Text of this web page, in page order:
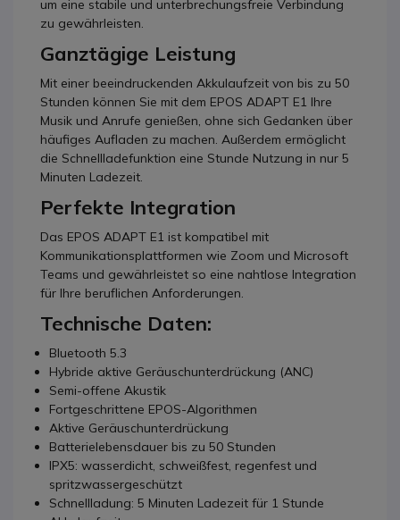
um eine stabile und unterbrechungsfreie Verbindung
zu gewährleisten.
Ganztägige Leistung
Mit einer beeindruckenden Akkulaufzeit von bis zu 50
Stunden können Sie mit dem EPOS ADAPT E1 Ihre
Musik und Anrufe genießen, ohne sich Gedanken über
häufiges Aufladen zu machen. Außerdem ermöglicht
die Schnellladefunktion eine Stunde Nutzung in nur 5
Minuten Ladezeit.
Perfekte Integration
Das EPOS ADAPT E1 ist kompatibel mit
Kommunikationsplattformen wie Zoom und Microsoft
Teams und gewährleistet so eine nahtlose Integration
für Ihre beruflichen Anforderungen.
Technische Daten:
Bluetooth 5.3
Hybride aktive Geräuschunterdrückung (ANC)
Semi-offene Akustik
Fortgeschrittene EPOS-Algorithmen
Aktive Geräuschunterdrückung
Batterielebensdauer bis zu 50 Stunden
IPX5: wasserdicht, schweißfest, regenfest und
spritzwassergeschützt
Schnellladung: 5 Minuten Ladezeit für 1 Stunde